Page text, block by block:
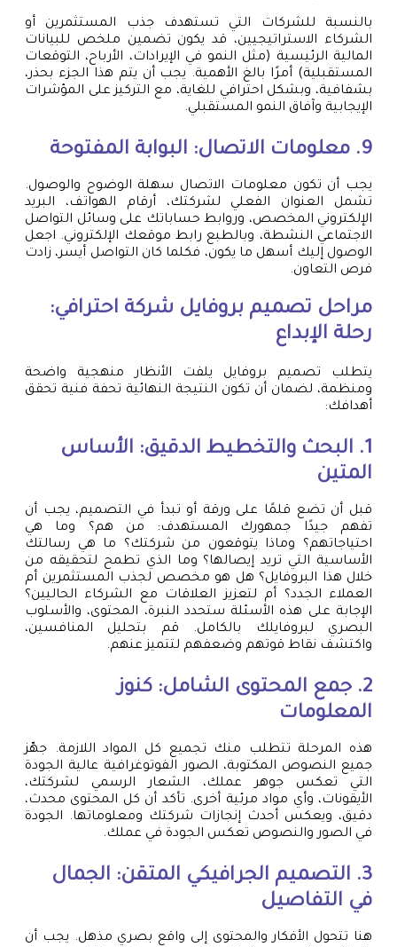
بالنسبة للشركات التي تستهدف جذب المستثمرين أو
الشركاء الاستراتيجيين، قد يكون تضمين ملخص للبيانات
المالية الرئيسية (مثل النمو في الإيرادات، الأرباح، التوقعات
المستقبلية) أمرًا بالغ الأهمية. يجب أن يتم هذا الجزء بحذر،
بشفافية، وبشكل احترافي للغاية، مع التركيز على المؤشرات
الإيجابية وآفاق النمو المستقبلي.
9. معلومات الاتصال: البوابة المفتوحة
يجب أن تكون معلومات الاتصال سهلة الوضوح والوصول.
تشمل العنوان الفعلي لشركتك، أرقام الهواتف، البريد
الإلكتروني المخصص، وروابط حساباتك على وسائل التواصل
الاجتماعي النشطة، وبالطبع رابط موقعك الإلكتروني. اجعل
الوصول إليك أسهل ما يكون، فكلما كان التواصل أيسر، زادت
فرص التعاون.
مراحل تصميم بروفايل شركة احترافي:
رحلة الإبداع
يتطلب تصميم بروفايل يلفت الأنظار منهجية واضحة
ومنظمة، لضمان أن تكون النتيجة النهائية تحفة فنية تحقق
أهدافك:
1. البحث والتخطيط الدقيق: الأساس
المتين
قبل أن تضع قلمًا على ورقة أو تبدأ في التصميم، يجب أن
تفهم جيدًا جمهورك المستهدف: من هم؟ وما هي
احتياجاتهم؟ وماذا يتوقعون من شركتك؟ ما هي رسالتك
الأساسية التي تريد إيصالها؟ وما الذي تطمح لتحقيقه من
خلال هذا البروفايل؟ هل هو مخصص لجذب المستثمرين أم
العملاء الجدد؟ أم لتعزيز العلاقات مع الشركاء الحاليين؟
الإجابة على هذه الأسئلة ستحدد النبرة، المحتوى، والأسلوب
البصري لبروفايلك بالكامل. قم بتحليل المنافسين،
واكتشف نقاط قوتهم وضعفهم لتتميز عنهم.
2. جمع المحتوى الشامل: كنوز
المعلومات
هذه المرحلة تتطلب منك تجميع كل المواد اللازمة. جهّز
جميع النصوص المكتوبة، الصور الفوتوغرافية عالية الجودة
التي تعكس جوهر عملك، الشعار الرسمي لشركتك،
الأيقونات، وأي مواد مرئية أخرى. تأكد أن كل المحتوى محدث،
دقيق، ويعكس أحدث إنجازات شركتك ومعلوماتها. الجودة
في الصور والنصوص تعكس الجودة في عملك.
3. التصميم الجرافيكي المتقن: الجمال
في التفاصيل
هنا تتحول الأفكار والمحتوى إلى واقع بصري مذهل. يجب أن